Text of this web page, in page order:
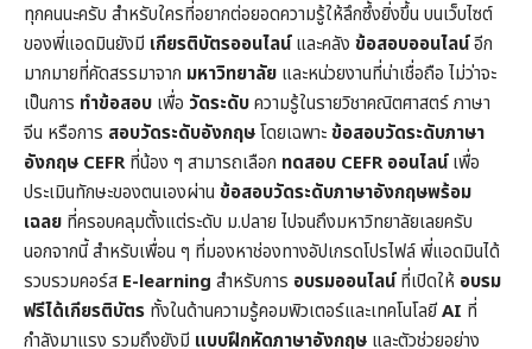
ทุกคนนะครับ สำหรับใครที่อยากต่อยอดความรู้ให้ลึกซึ้งยิ่งขึ้น บนเว็บไซต์
ของพี่แอดมินยังมี เกียรติบัตรออนไลน์และคลัง ข้อสอบออนไลน์อีก
มากมายที่คัดสรรมาจาก มหาวิทยาลัย และหน่วยงานที่น่าเชื่อถือ ไม่ว่าจะ
เป็นการ ทำข้อสอบ เพื่อ วัดระดับความรู้ในรายวิชาคณิตศาสตร์ภาษา
จีน หรือการ สอบวัดระดับอังกฤษโดยเฉพาะข้อสอบวัดระดับภาษา
อังกฤษ CEFRที่น้อง ๆ สามารถเลือก ทดสอบ CEFR ออนไลน์เพื่อ
ประเมินทักษะของตนเองผ่าน ข้อสอบวัดระดับภาษาอังกฤษพร้อม
เฉลย ที่ครอบคลุมตั้งแต่ระดับ ม.ปลาย ไปจนถึงมหาวิทยาลัยเลยครับ
นอกจากนี้ สำหรับเพื่อน ๆ ที่มองหาช่องทางอัปเกรดโปรไฟล์ พี่แอดมินได้
รวบรวมคอร์ส E-learning สำหรับการ อบรมออนไลน์ที่เปิดให้ อบรม
ฟรีได้เกียรติบัตร ทั้งในด้านความรู้คอมพิวเตอร์และเทคโนโลยีAI ที่
กำลังมาแรง รวมถึงยังมี แบบฝึกหัดภาษาอังกฤษ และตัวช่วยอย่าง